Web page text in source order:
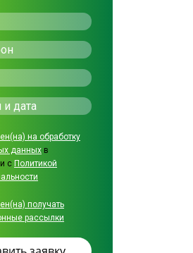
на обработку
данных в
с Политикой
получать
рассылки